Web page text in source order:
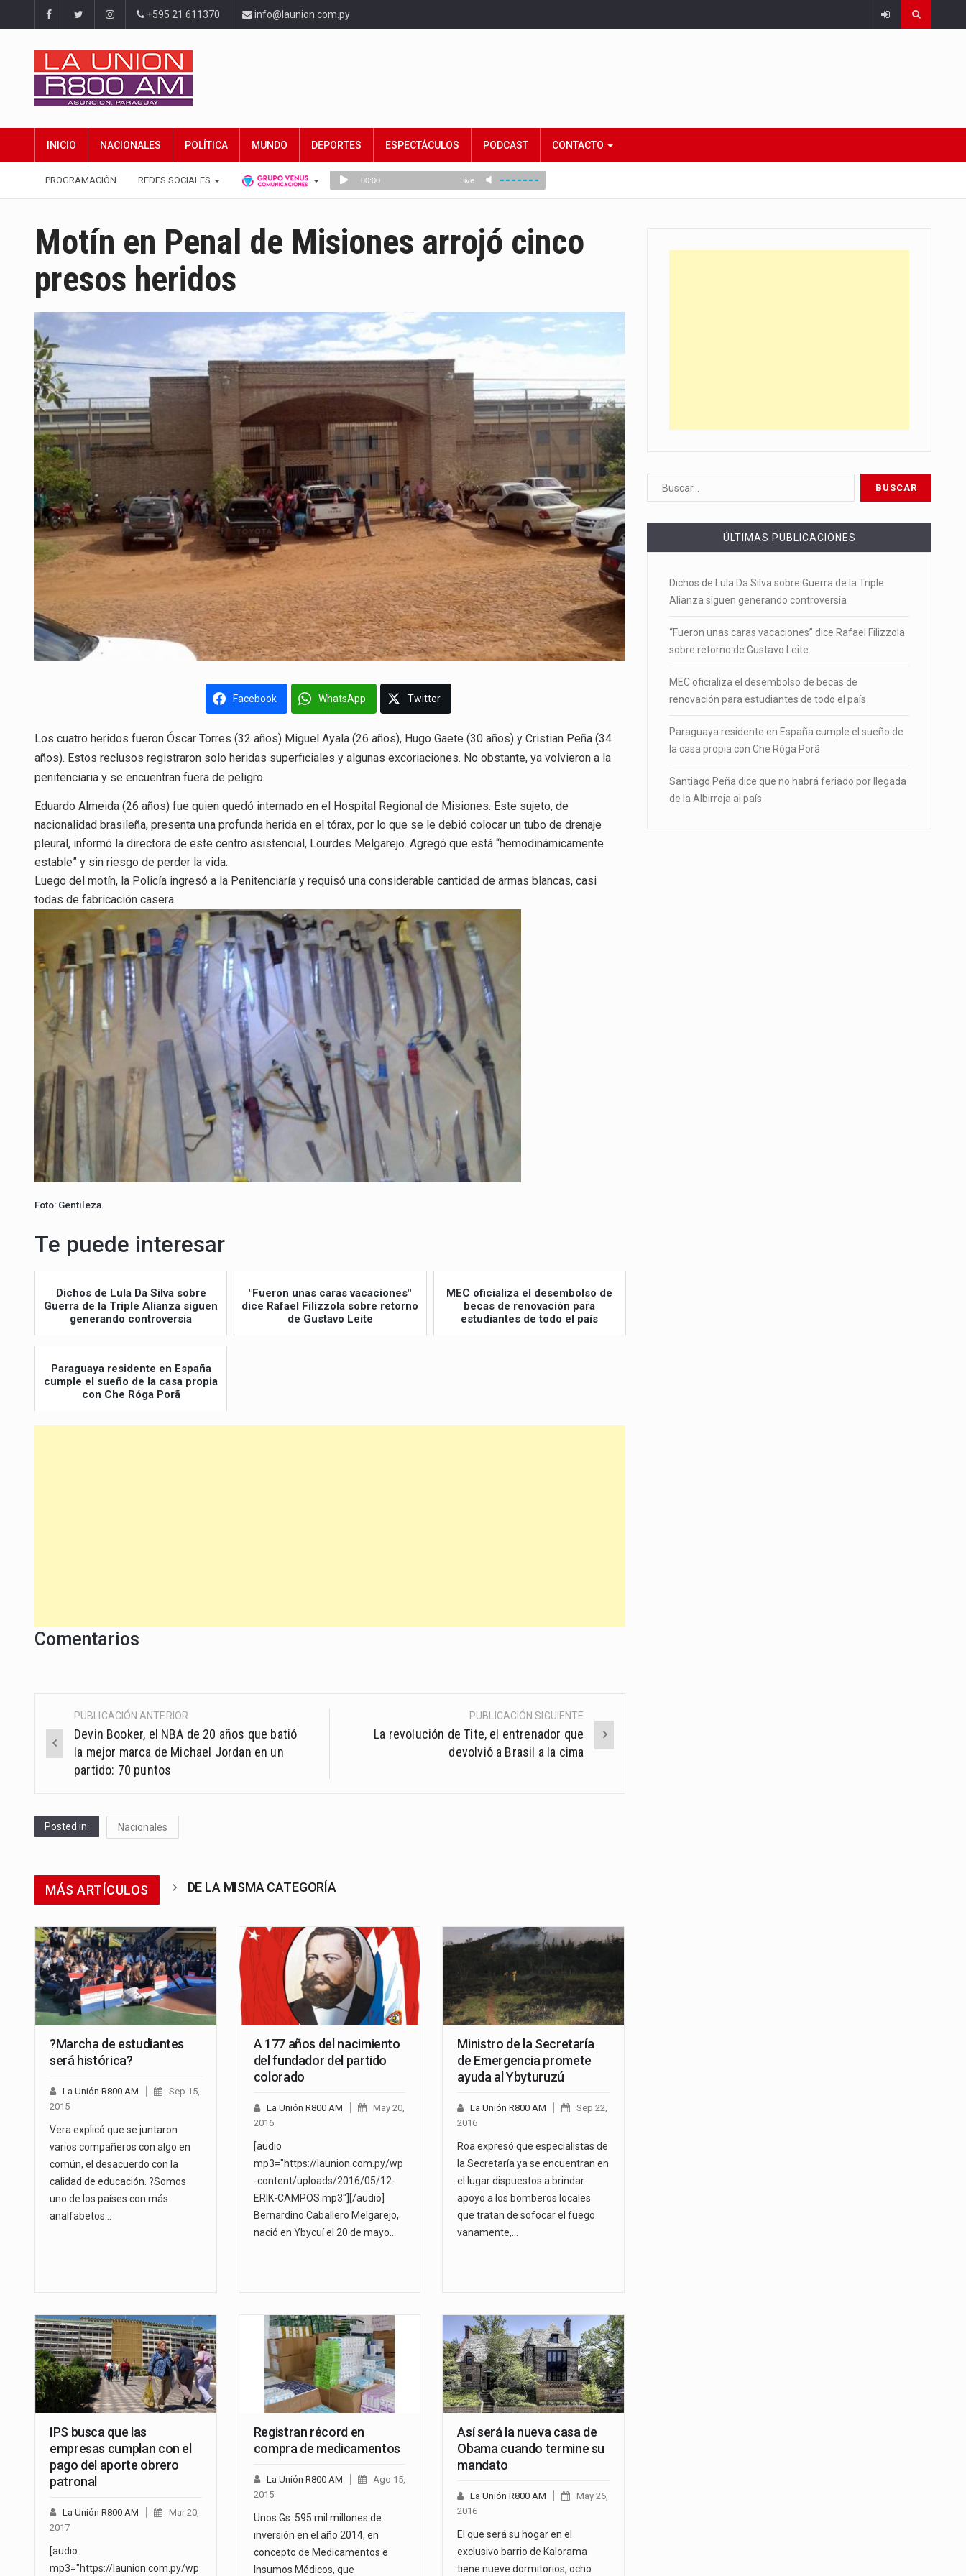
+595 21 611370 info@launion.com.py
INICIO NACIONALES POLÍTICA MUNDO DEPORTES ESPECTÁCULOS PODCAST CONTACTO
PROGRAMACIÓN REDES SOCIALES
Motín en Penal de Misiones arrojó cinco
presos heridos
Facebook WhatsApp Twitter
Los cuatro heridos fueron Óscar Torres (32 años) Miguel Ayala (26 años), Hugo Gaete (30 años) y Cristian Peña (34
años). Estos reclusos registraron solo heridas superficiales y algunas excoriaciones. No obstante, ya volvieron a la
penitenciaria y se encuentran fuera de peligro.
Eduardo Almeida (26 años) fue quien quedó internado en el Hospital Regional de Misiones. Este sujeto, de
nacionalidad brasileña, presenta una profunda herida en el tórax, por lo que se le debió colocar un tubo de drenaje
pleural, informó la directora de este centro asistencial, Lourdes Melgarejo. Agregó que está “hemodinámicamente
estable” y sin riesgo de perder la vida.
Luego del motín, la Policía ingresó a la Penitenciaría y requisó una considerable cantidad de armas blancas, casi
todas de fabricación casera.
Foto: Gentileza.
Te puede interesar
Dichos de Lula Da Silva sobre
Guerra de la Triple Alianza siguen
generando controversia
"Fueron unas caras vacaciones"
dice Rafael Filizzola sobre retorno
de Gustavo Leite
MEC oficializa el desembolso de
becas de renovación para
estudiantes de todo el país
Paraguaya residente en España
cumple el sueño de la casa propia
con Che Róga Porã
Comentarios
Post
navigation
PUBLICACIÓN ANTERIOR
Devin Booker, el NBA de 20 años que batió
la mejor marca de Michael Jordan en un
partido: 70 puntos
PUBLICACIÓN SIGUIENTE
La revolución de Tite, el entrenador que
devolvió a Brasil a la cima
Posted in: Nacionales
MÁS ARTÍCULOS DE LA MISMA CATEGORÍA
?Marcha de estudiantes
será histórica?
La Unión R800 AM
Sep 15,
2015
Vera explicó que se juntaron
varios compañeros con algo en
común, el desacuerdo con la
calidad de educación. ?Somos
uno de los países con más
analfabetos…
A 177 años del nacimiento
del fundador del partido
colorado
La Unión R800 AM
May 20,
2016
[audio
mp3="https://launion.com.py/wp
-content/uploads/2016/05/12-
ERIK-CAMPOS.mp3"][/audio]
Bernardino Caballero Melgarejo,
nació en Ybycuí el 20 de mayo…
Ministro de la Secretaría
de Emergencia promete
ayuda al Ybyturuzú
La Unión R800 AM
Sep 22,
2016
Roa expresó que especialistas de
la Secretaría ya se encuentran en
el lugar dispuestos a brindar
apoyo a los bomberos locales
que tratan de sofocar el fuego
vanamente,…
IPS busca que las
empresas cumplan con el
pago del aporte obrero
patronal
La Unión R800 AM
Mar 20,
2017
[audio
mp3="https://launion.com.py/wp
Registran récord en
compra de medicamentos
La Unión R800 AM
Ago 15,
2015
Unos Gs. 595 mil millones de
inversión en el año 2014, en
concepto de Medicamentos e
Insumos Médicos, que
Así será la nueva casa de
Obama cuando termine su
mandato
La Unión R800 AM
May 26,
2016
El que será su hogar en el
exclusivo barrio de Kalorama
tiene nueve dormitorios, ocho
ÚLTIMAS PUBLICACIONES
Dichos de Lula Da Silva sobre Guerra de la Triple
Alianza siguen generando controversia
“Fueron unas caras vacaciones” dice Rafael Filizzola
sobre retorno de Gustavo Leite
MEC oficializa el desembolso de becas de
renovación para estudiantes de todo el país
Paraguaya residente en España cumple el sueño de
la casa propia con Che Róga Porã
Santiago Peña dice que no habrá feriado por llegada
de la Albirroja al país